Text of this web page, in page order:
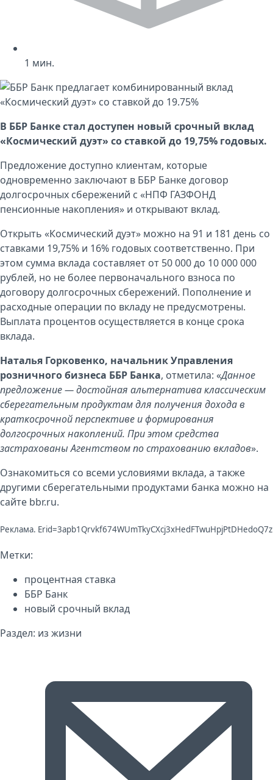
1 мин.
В ББР Банкестал доступен новый срочный вклад
«Космический дуэт» со ставкой до 19,75% годовых.
Предложение доступно клиентам, которые
одновременно заключают в ББР Банке договор
долгосрочных сбережений с «НПФ ГАЗФОНД
пенсионные накопления» и открывают вклад.
Открыть «Космический дуэт» можно на 91 и 181 день со
ставками 19,75% и 16% годовых соответственно. При
этом сумма вклада составляет от 50 000 до 10 000 000
рублей, но не более первоначального взноса по
договору долгосрочных сбережений. Пополнение и
расходные операции по вкладу не предусмотрены.
Выплата процентов осуществляется в конце срока
вклада.
Наталья Горковенко, начальник Управления
розничного бизнеса ББР Банка, отметила: «Данное
предложение — достойная альтернатива классическим
сберегательным продуктам для получения дохода в
краткосрочной перспективе и формирования
долгосрочных накоплений. При этом средства
застрахованы Агентством по страхованию вкладов».
Ознакомиться со всеми условиями вклада, а также
другими сберегательными продуктами банка можно на
сайте bbr.ru.
Реклама. Erid=3apb1Qrvkf674WUmTkyCXcj3xHedFTwuHpjPtDHedoQ7z
Метки:
процентная ставка
ББР Банк
новый срочный вклад
Раздел: из жизни